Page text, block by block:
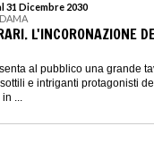
31 Dicembre 2030
L'INCORONAZIONE
al pubblico una grande
e intriganti protagonisti
...